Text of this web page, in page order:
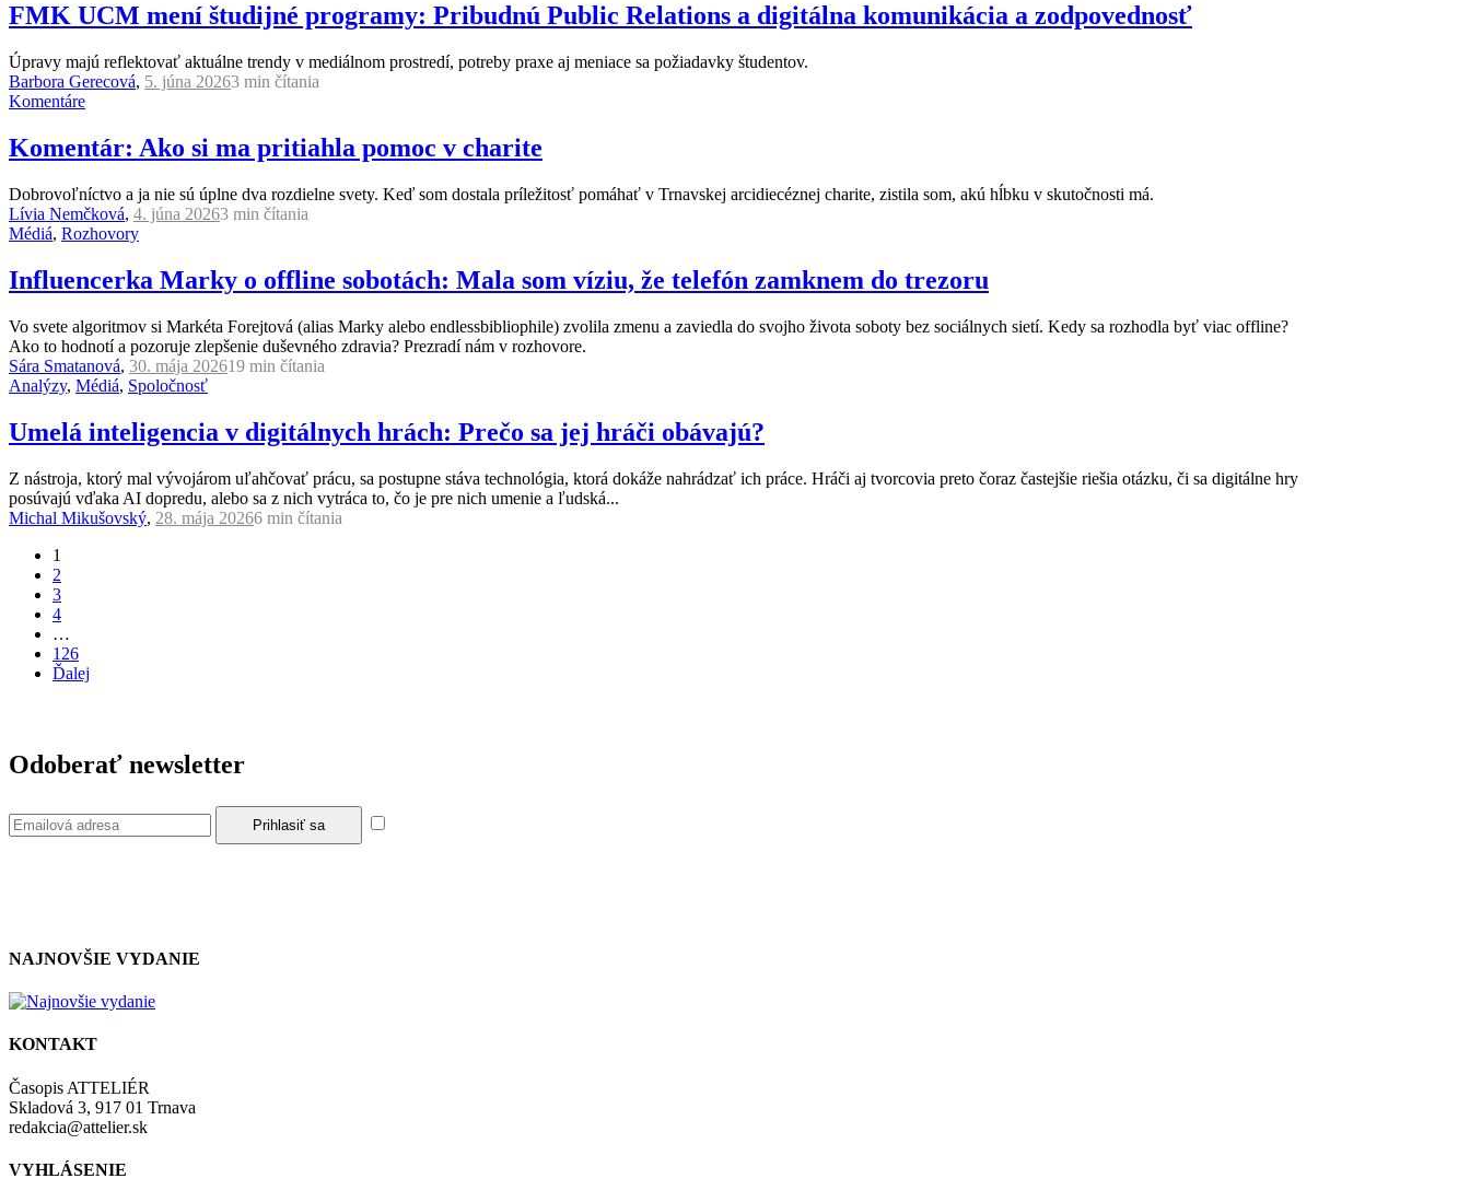
FMK UCM mení študijné programy: Pribudnú Public Relations a digitálna komunikácia a zodpovednosť
Úpravy majú reflektovať aktuálne trendy v mediálnom prostredí, potreby praxe aj meniace sa požiadavky študentov.
Barbora Gerecová, 5. júna 20263 min čítania
Komentáre
Komentár: Ako si ma pritiahla pomoc v charite
Dobrovoľníctvo a ja nie sú úplne dva rozdielne svety. Keď som dostala príležitosť pomáhať v Trnavskej arcidiecéznej charite, zistila som, akú hĺbku v skutočnosti má.
Lívia Nemčková, 4. júna 20263 min čítania
Médiá, Rozhovory
Influencerka Marky o offline sobotách: Mala som víziu, že telefón zamknem do trezoru
Vo svete algoritmov si Markéta Forejtová (alias Marky alebo endlessbibliophile) zvolila zmenu a zaviedla do svojho života soboty bez sociálnych sietí. Kedy sa rozhodla byť viac offline?
Ako to hodnotí a pozoruje zlepšenie duševného zdravia? Prezradí nám v rozhovore.
Sára Smatanová, 30. mája 202619 min čítania
Analýzy, Médiá, Spoločnosť
Umelá inteligencia v digitálnych hrách: Prečo sa jej hráči obávajú?
Z nástroja, ktorý mal vývojárom uľahčovať prácu, sa postupne stáva technológia, ktorá dokáže nahrádzať ich práce. Hráči aj tvorcovia preto čoraz častejšie riešia otázku, či sa digitálne hry
posúvajú vďaka AI dopredu, alebo sa z nich vytráca to, čo je pre nich umenie a ľudská...
Michal Mikušovský, 28. mája 20266 min čítania
1
2
3
4
…
126
Ďalej
Odoberať newsletter
NAJNOVŠIE VYDANIE
KONTAKT
Časopis ATTELIÉR
Skladová 3, 917 01 Trnava
redakcia@attelier.sk
VYHLÁSENIE